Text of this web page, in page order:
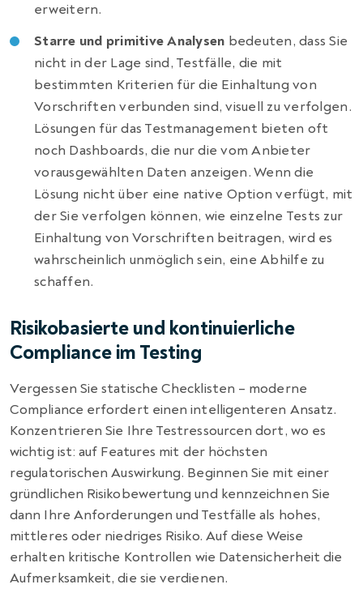
erweitern.
Starre und primitive Analysen bedeuten, dass Sie
nicht in der Lage sind, Testfälle, die mit
bestimmten Kriterien für die Einhaltung von
Vorschriften verbunden sind, visuell zu verfolgen.
Lösungen für das Testmanagement bieten oft
noch Dashboards, die nur die vom Anbieter
vorausgewählten Daten anzeigen. Wenn die
Lösung nicht über eine native Option verfügt, mit
der Sie verfolgen können, wie einzelne Tests zur
Einhaltung von Vorschriften beitragen, wird es
wahrscheinlich unmöglich sein, eine Abhilfe zu
schaffen.
Risikobasierte und kontinuierliche
Compliance im Testing
Vergessen Sie statische Checklisten – moderne
Compliance erfordert einen intelligenteren Ansatz.
Konzentrieren Sie Ihre Testressourcen dort, wo es
wichtig ist: auf Features mit der höchsten
regulatorischen Auswirkung. Beginnen Sie mit einer
gründlichen Risikobewertung und kennzeichnen Sie
dann Ihre Anforderungen und Testfälle als hohes,
mittleres oder niedriges Risiko. Auf diese Weise
erhalten kritische Kontrollen wie Datensicherheit die
Aufmerksamkeit, die sie verdienen.